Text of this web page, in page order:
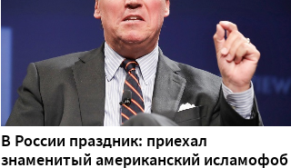
В России праздник: приехал
знаменитый американский исламофоб